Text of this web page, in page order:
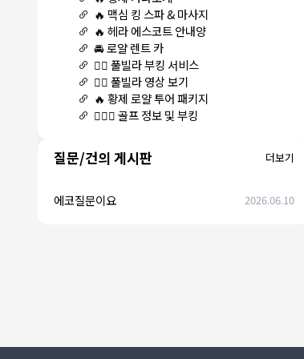
🔥 맥심 킹 스파 & 마사지
🔥 헤라 에스코트 안내양
🚘 로얄 렌트 카
🏊‍♀️ 풀빌라 부킹 서비스
🏊‍♀️ 풀빌라 영상 보기
🔥 황제 로얄 투어 패키지
🏌🏻‍♂️ 골프 정보 및 부킹
질문/건의 게시판 더보기
에코질문이요 2026.06.10